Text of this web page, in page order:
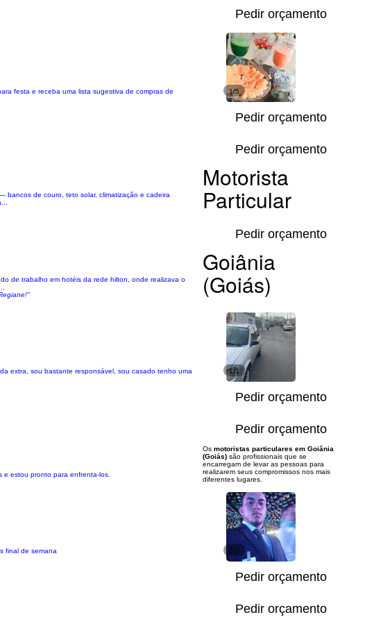
Pedir orçamento
festa e receba uma lista sugestiva de compras de
1/5
Pedir orçamento
bancos de couro, teto solar, climatização e cadeira
Pedir orçamento
de trabalho em hotéis da rede hilton, onde realizava o
Pedir orçamento
extra, sou bastante responsável, sou casado tenho uma
1/1
Pedir orçamento
estou pronto para enfrenta-los.
Pedir orçamento
final de semana
1/2
Pedir orçamento
Pedir orçamento
Motorista
Particular
Goiânia
(Goiás)
Os motoristas particulares em Goiânia
(Goiás) são profissionais que se
encarregam de levar as pessoas para
realizarem seus compromissos nos mais
diferentes lugares.